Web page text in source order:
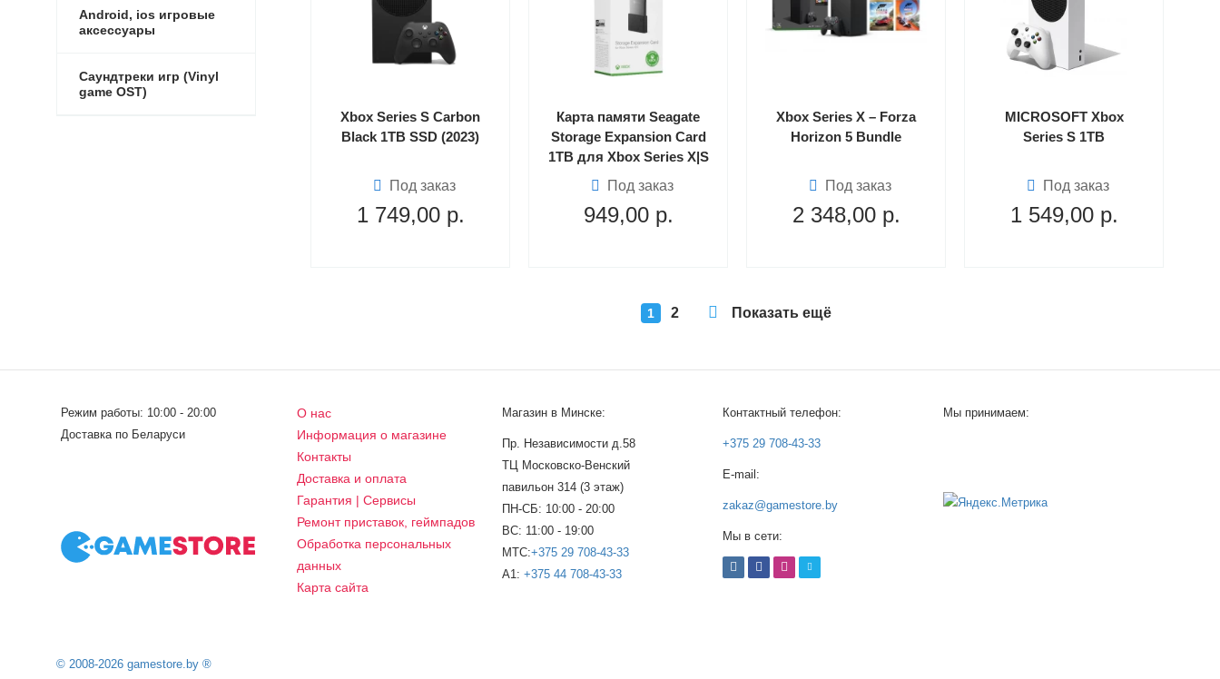
Xbox Series S Carbon
Black 1TB SSD (2023)
Под заказ
1 749,00р.
Карта памяти Seagate
Storage Expansion Card
1TB для Xbox Series X|S
Под заказ
949,00р.
Xbox Series X – Forza
Horizon 5 Bundle
Под заказ
2 348,00р.
MICROSOFT Xbox
Series S 1TB
Под заказ
1 549,00р.
1 2 Показать ещё
Android, ios игровые
аксессуары
Саундтреки игр (Vinyl
game OST)
Режим работы: 10:00 - 20:00
Доставка по Беларуси
© 2008-2026 gamestore.by ®
О нас
Информация о магазине
Контакты
Доставка и оплата
Гарантия | Сервисы
Ремонт приставок, геймпадов
Обработка персональных
данных
Карта сайта
Магазин в Минске:
Пр. Независимости д.58
ТЦ Московско-Венский
павильон 314 (3 этаж)
ПН-СБ: 10:00 - 20:00
ВС: 11:00 - 19:00
МТС:+375 29 708-43-33
A1:+375 44 708-43-33
Контактный телефон:
+375 29 708-43-33
E-mail:
zakaz@gamestore.by
Мы в сети:
Мы принимаем: